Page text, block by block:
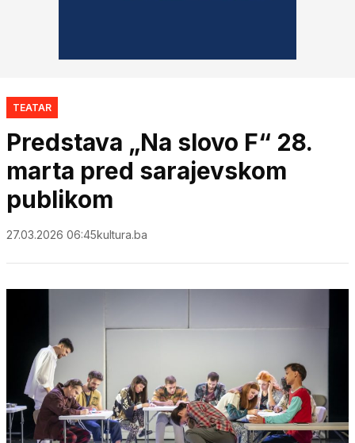
TEATAR
Predstava „Na slovo F“ 28.
marta pred sarajevskom
publikom
27.03.2026 06:45kultura.ba